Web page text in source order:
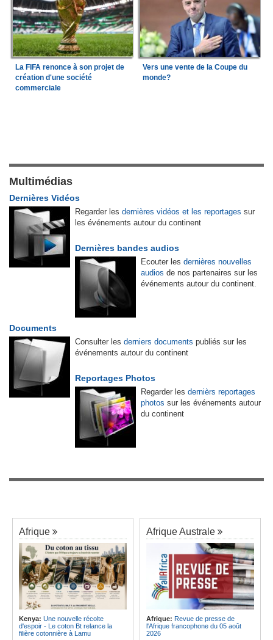
La FIFA renonce à son projet de
création d'une société
commerciale
Vers une vente de la Coupe du
monde?
Multimédias
Dernières Vidéos
Regarder les dernières vidéos et les reportages sur
les événements autour du continent
Dernières bandes audios
Ecouter les dernières nouvelles
audios de nos partenaires sur les
événements autour du continent.
Documents
Consulter les derniers documents publiés sur les
événements autour du continent
Reportages Photos
Regarder les dernièrs reportages
photos sur les événements autour
du continent
Afrique
Kenya: Une nouvelle récolte
d'espoir - Le coton Bt relance la
filière cotonnière à Lamu
Afrique Australe
Afrique: Revue de presse de
l'Afrique francophone du 05 août
2026